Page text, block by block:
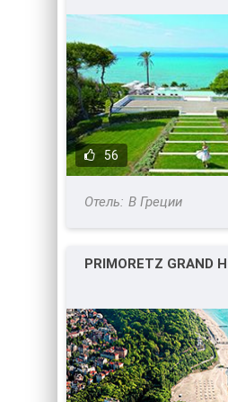
56
В Греции
PRIMORETZ GRAND